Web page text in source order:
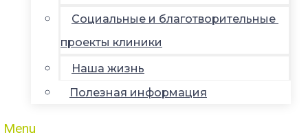
Социальные и благотворительные
проекты клиники
Наша жизнь
Полезная информация
Menu